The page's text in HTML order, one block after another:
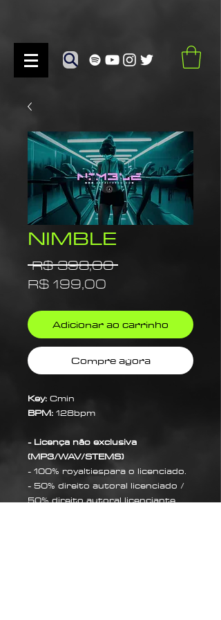
NIMBLE
R$ 398,00 Preço
R$ 199,00
Adicionar ao carrinho
Compre agora
Key:Cmin
BPM:128bpm
- Licença não exclusiva
(MP3/WAV/STEMS)
- 100% royaltiespara o licenciado.
- 50% direito autoral licenciado /
50% direito autoral licenciante.